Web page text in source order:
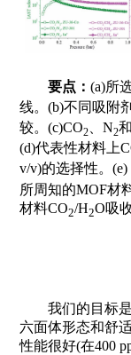
要点：(a)所
线。(b)不同吸附
较。(c)CO2 、N2
(d)代表性材料上
v/v)的选择性。(e)
所周知的MOF材
材料CO2/H2O吸
我们的目标
六面体形态和舒
性能很好(在400